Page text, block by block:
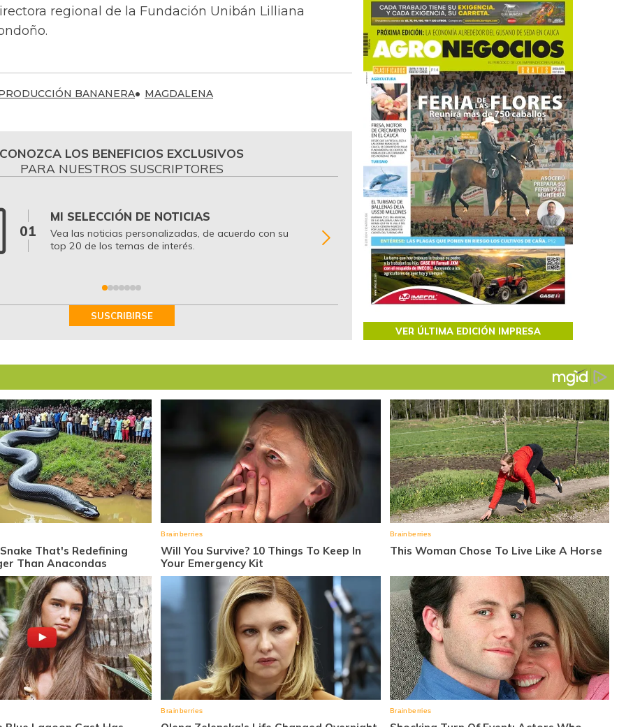
regional de la Fundación Unibán Lilliana
BANANERA MAGDALENA
CONOZCA LOS BENEFICIOS EXCLUSIVOS
PARA NUESTROS SUSCRIPTORES
01
MI SELECCIÓN DE NOTICIAS
Vea las noticias personalizadas, de acuerdo con su
top 20 de los temas de interés.
02
BITÁCORA EMPRESARIAL 10.000 LR
Recopilación clasificada por sectores
regiones del comportamiento general y
de las 10.000 primeras empresas en ventas
Colombia.
SUSCRIBIRSE
VER ÚLTIMA EDICIÓN IMPRESA